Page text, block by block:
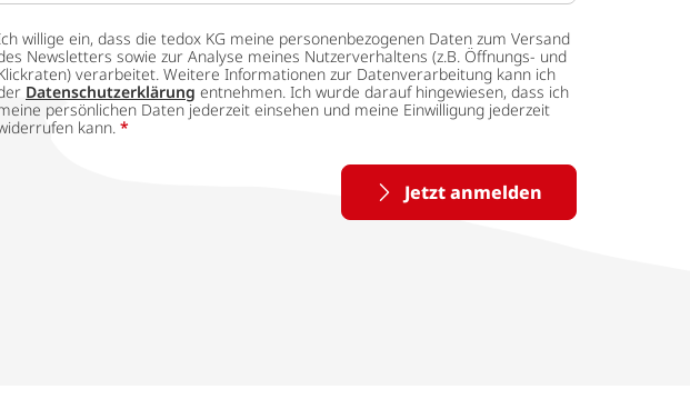
willige ein, dass die tedox KG meine personenbezogenen Daten zum Versand
Newsletters sowie zur Analyse meines Nutzerverhaltens (z.B. Öffnungs- und
verarbeitet. Weitere Informationen zur Datenverarbeitung kann ich
Datenschutzerklärung entnehmen. Ich wurde darauf hingewiesen, dass ich
persönlichen Daten jederzeit einsehen und meine Einwilligung jederzeit
kann. *
Jetzt anmelden